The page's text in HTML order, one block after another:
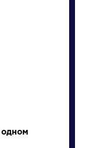
ЕГЭ
одном